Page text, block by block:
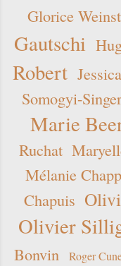
Glorice
Gautschi
Robert
Somogyi-
Marie
Ruchat
Mélanie
Chapuis
Olivier
Bonvin
Roger